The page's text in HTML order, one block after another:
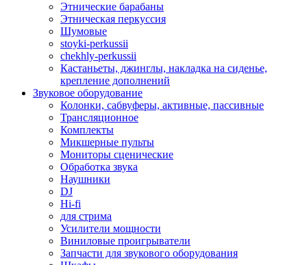
Этнические барабаны
Этническая перкуссия
Шумовые
stoyki-perkussii
chekhly-perkussii
Кастаньеты, джинглы, накладка на сиденье,
крепление дополнений
Звуковое оборудование
Колонки, сабвуферы, активные, пассивные
Трансляционное
Комплекты
Микшерные пульты
Мониторы сценические
Обработка звука
Наушники
DJ
Hi-fi
для стрима
Усилители мощности
Виниловые проигрыватели
Запчасти для звукового оборудования